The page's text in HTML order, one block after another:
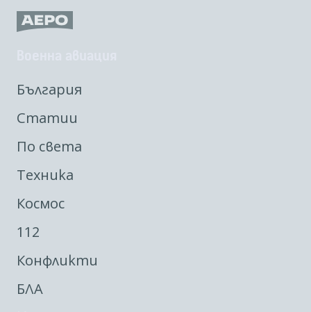
България
Статии
По света
Техника
Космос
112
Конфликти
БЛА